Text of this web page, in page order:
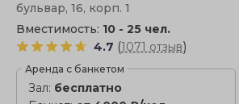
бульвар, 16, корп. 1
Вместимость: 10 - 25 чел.
4.7 (1071 отзыв)
Аренда с банкетом
Зал: бесплатно